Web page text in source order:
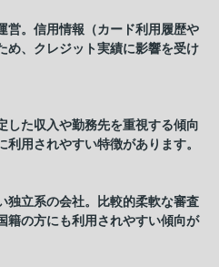
営。信用情報（カード利用履歴や
め、クレジット実績に影響を受け
した収入や勤務先を重視する傾向
用されやすい特徴があります。
独立系の会社。比較的柔軟な審査
籍の方にも利用されやすい傾向が